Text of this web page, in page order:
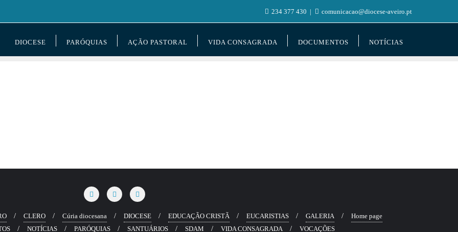
234 377 430 comunicacao@diocese-aveiro.pt
DIOCESE PARÓQUIAS AÇÃO PASTORAL VIDA CONSAGRADA DOCUMENTOS NOTÍCIAS
CLERO Cúria diocesana DIOCESE EDUCAÇÃO CRISTÃ EUCARISTIAS GALERIA
Home page
NOTÍCIAS PARÓQUIAS SANTUÁRIOS SDAM VIDA CONSAGRADA VOCAÇÕES